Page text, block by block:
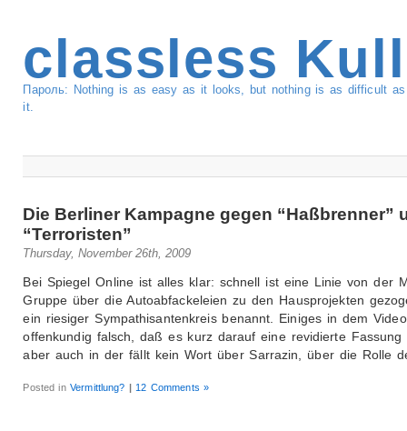
classless
Пароль: Nothing is as easy as it looks, but nothing is as difficult
it.
Die Berliner Kampagne gegen “Haßbrenner”
“Terroristen”
Thursday, November 26th, 2009
Bei Spiegel Online ist alles klar: schnell ist eine Linie von der
Gruppe über die Autoabfackeleien zu den Hausprojekten
ein riesiger Sympathisantenkreis benannt. Einiges in dem
offenkundig falsch, daß es kurz darauf eine revidierte Fassung
aber auch in der fällt kein Wort über Sarrazin, über die Rolle
Posted inVermittlung? | 12 Comments »